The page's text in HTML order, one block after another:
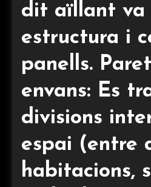
dit aïllant va
estructura i
panells.
envans: Es
divisions
espai (entre
habitacions,